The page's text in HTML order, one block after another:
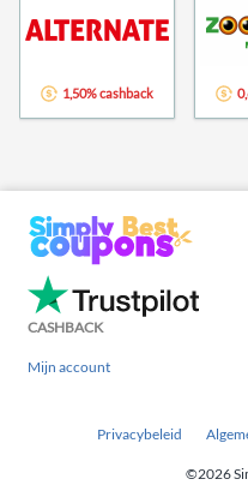
1,50% cashback
CASHBACK
Mijn account
Privacybeleid
©2026